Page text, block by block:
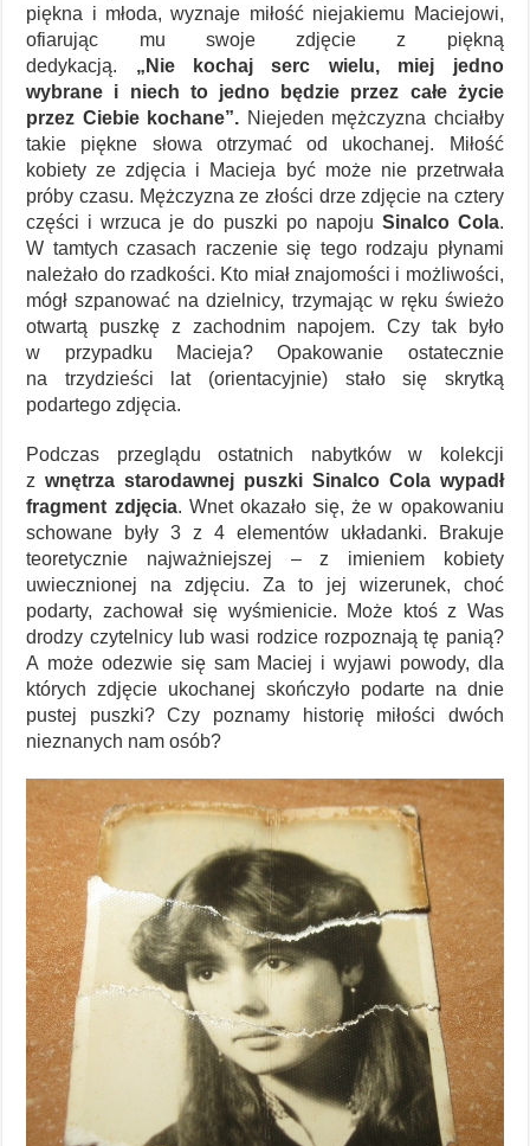
piękna i młoda, wyznaje miłość niejakiemu Maciejowi,
ofiarując mu swoje zdjęcie z piękną
dedykacją. „Nie kochaj serc wielu, miej jedno
wybrane i niech to jedno będzie przez całe życie
przez Ciebie kochane”. Niejeden mężczyzna chciałby
takie piękne słowa otrzymać od ukochanej. Miłość
kobiety ze zdjęcia i Macieja być może nie przetrwała
próby czasu. Mężczyzna ze złości drze zdjęcie na cztery
części i wrzuca je do puszki po napoju Sinalco Cola.
W tamtych czasach raczenie się tego rodzaju płynami
należało do rzadkości. Kto miał znajomości i możliwości,
mógł szpanować na dzielnicy, trzymając w ręku świeżo
otwartą puszkę z zachodnim napojem. Czy tak było
w przypadku Macieja? Opakowanie ostatecznie
na trzydzieści lat (orientacyjnie) stało się skrytką
podartego zdjęcia.
Podczas przeglądu ostatnich nabytków w kolekcji
z wnętrza starodawnej puszki Sinalco Cola wypadł
fragment zdjęcia. Wnet okazało się, że w opakowaniu
schowane były 3 z 4 elementów układanki. Brakuje
teoretycznie najważniejszej – z imieniem kobiety
uwiecznionej na zdjęciu. Za to jej wizerunek, choć
podarty, zachował się wyśmienicie. Może ktoś z Was
drodzy czytelnicy lub wasi rodzice rozpoznają tę panią?
A może odezwie się sam Maciej i wyjawi powody, dla
których zdjęcie ukochanej skończyło podarte na dnie
pustej puszki? Czy poznamy historię miłości dwóch
nieznanych nam osób?